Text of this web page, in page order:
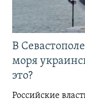
В
моря
это?
Российские